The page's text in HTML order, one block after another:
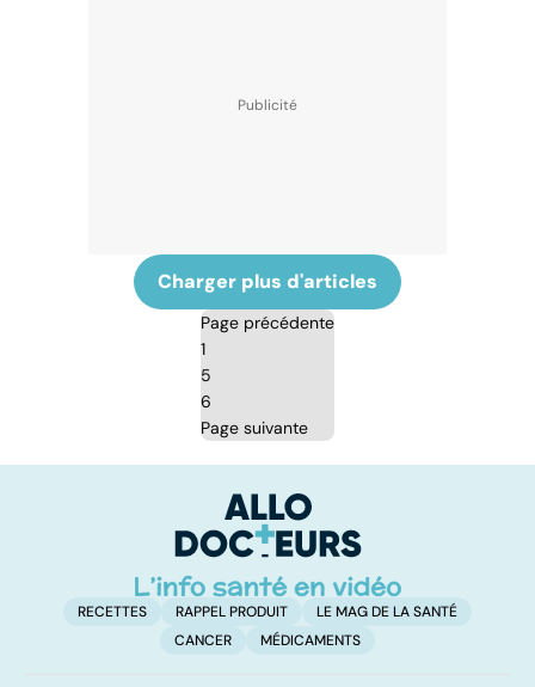
Charger plus d'articles
Page précédente
1
5
6
Page suivante
RECETTES RAPPEL PRODUIT
LE MAG DE LA SANTÉ
CANCER
MÉDICAMENTS